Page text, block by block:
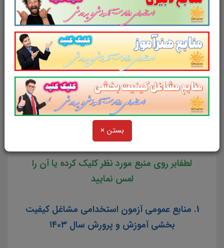
بستن ×
برای دانلود و نصب winrar بر روی آیکون زیر کلیک کنید.
سایت علمی، آموزشی و فرهنگی پرتو
یادگیری مجموعه منابع آمادگی برای آزمون
استخدامی مشاغل کیفیت بخشی آموزش و
پرورش سال ۱۴۰۳ را برای داوطلبین این
آزمون به شرح ذیل اعلام می دارد.
لطفابر روی منبع مورد نظر کلیک کرده یا آن را
لمس نمایید
1. منابع عمومی آزمون استخدامی مشاغل کیفیت
بخشی آموزش و پرورش سال ۱۴۰۳